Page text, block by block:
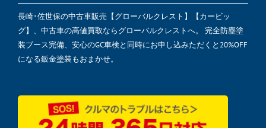
長崎･佐世保の中古車販売【グローバルクレスト】【カービッ
グ】、中古車の高値買取ならグローバルクレストへ。 完全防塵塗
装ブース完備、安心のGC車検と同時にお申し込みただくと20%OFF
になる鈑金塗装もおまかせ。